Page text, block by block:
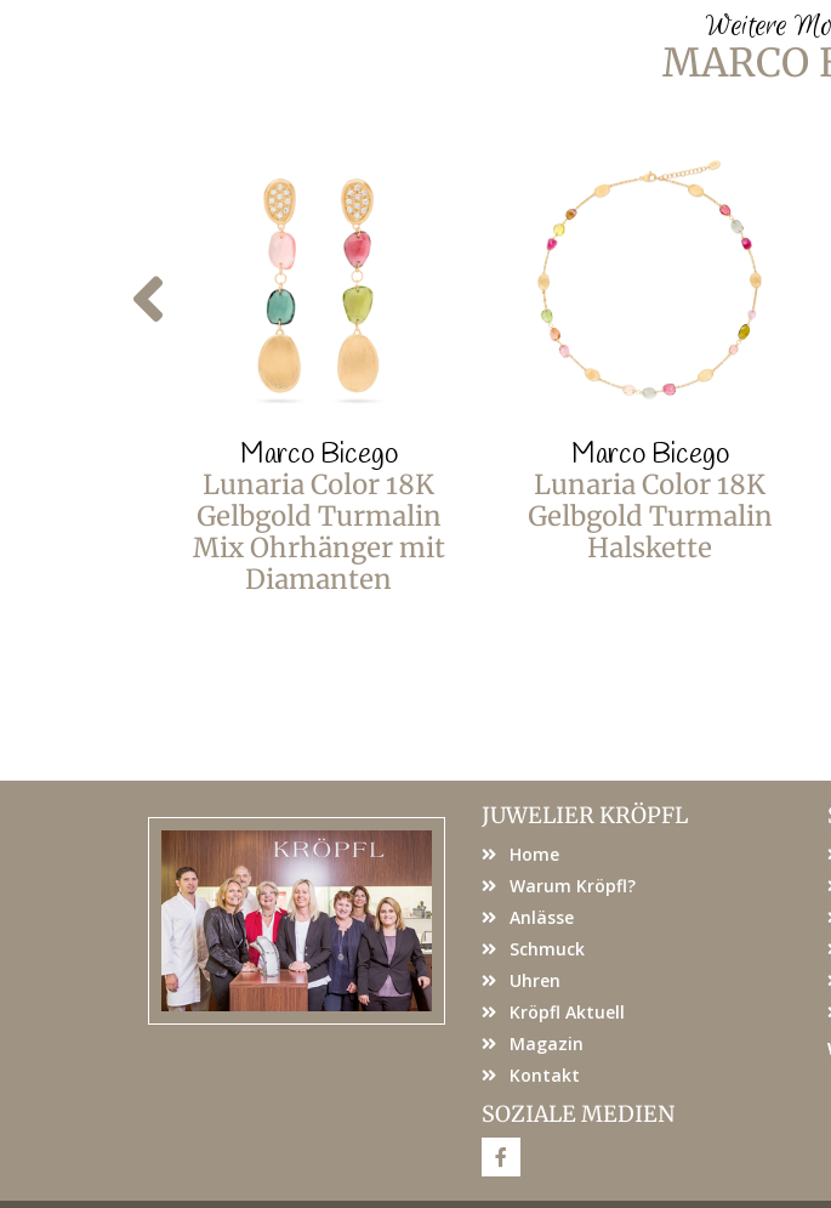
Weitere
MARCO
Marco Bicego
Lunaria Color 18K
Gelbgold Turmalin
Mix Ohrhänger mit
Diamanten
Marco Bicego
Lunaria Color 18K
Gelbgold Turmalin
Halskette
JUWELIER KRÖPFL
Home
Warum Kröpfl?
Anlässe
Schmuck
Uhren
Kröpfl Aktuell
Magazin
Kontakt
SOZIALE MEDIEN
F
a